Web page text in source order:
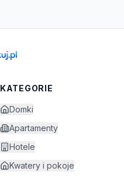
KATEGORIE
Domki
Apartamenty
Hotele
Kwatery i pokoje